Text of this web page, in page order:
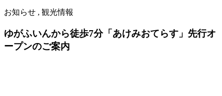
お知らせ , 観光情報
ゆがふいんから徒歩7分「あけみおてらす」先行オ
ープンのご案内